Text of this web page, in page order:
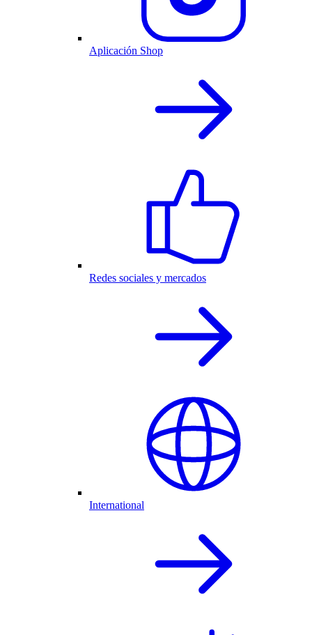
Aplicación Shop
Redes sociales y mercados
International